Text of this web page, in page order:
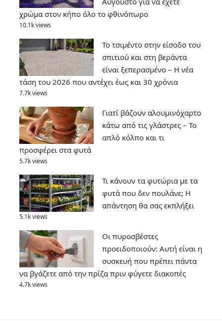
χρώμα στον κήπο όλο το φθινόπωρο
10.1k views
Το τσιμέντο στην είσοδο του
σπιτιού και στη βεράντα
είναι ξεπερασμένο – Η νέα
τάση του 2026 που αντέχει έως και 30 χρόνια
7.7k views
Γιατί βάζουν αλουμινόχαρτο
κάτω από τις γλάστρες – Το
απλό κόλπο και τι
προσφέρει στα φυτά
5.7k views
Τι κάνουν τα φυτώρια με τα
φυτά που δεν πουλάνε; Η
απάντηση θα σας εκπλήξει
5.1k views
Οι πυροσβέστες
προειδοποιούν: Αυτή είναι η
συσκευή που πρέπει πάντα
να βγάζετε από την πρίζα πριν φύγετε διακοπές
4.7k views